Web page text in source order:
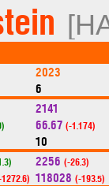
2023
6
2141
66.67 (-1.174)
10
2256 (-26.3)
118028 (-193.5)